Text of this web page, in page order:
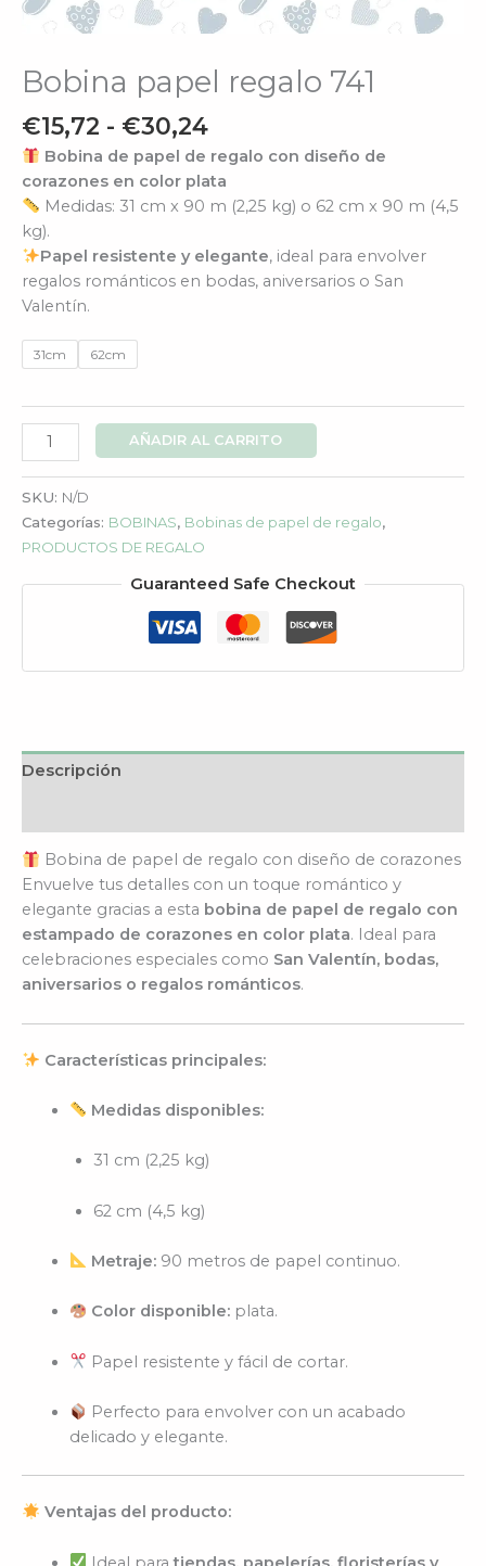
Bobina papel regalo 741
€15,72 - €30,24
Bobina de papel de regalo con diseño de
corazones en color plata
Medidas: 31 cm x 90 m (2,25 kg) o 62 cm x 90 m (4,5
kg).
Papel resistente y elegante, ideal para envolver
regalos románticos en bodas, aniversarios o San
Valentín.
31cm 62cm
AÑADIR AL CARRITO
SKU: N/D
Categorías: BOBINAS, Bobinas de papel de regalo,
PRODUCTOS DE REGALO
Guaranteed Safe Checkout
Descripción
Bobina de papel de regalo con diseño de corazones
Envuelve tus detalles con un toque romántico y
elegante gracias a esta bobina de papel de regalo con
estampado de corazones en color plata. Ideal para
celebraciones especiales como San Valentín, bodas,
aniversarios o regalos románticos.
Características principales:
Medidas disponibles:
31 cm (2,25 kg)
62 cm (4,5 kg)
Metraje: 90 metros de papel continuo.
Color disponible: plata.
Papel resistente y fácil de cortar.
Perfecto para envolver con un acabado
delicado y elegante.
Ventajas del producto: